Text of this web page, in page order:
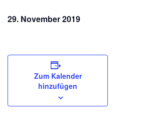
29. November 2019
Zum Kalender
hinzufügen